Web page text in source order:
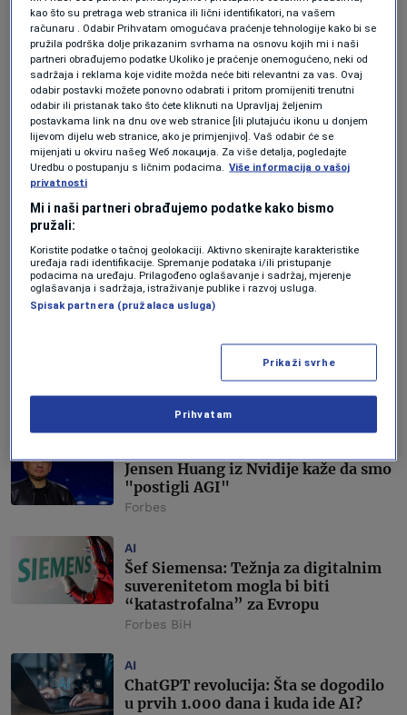
AI
Kako umjetna inteligencija uzrokuje
rast inflacije dok ekonomski benefiti
kasne
Forbes BiH
AI
Tri godine i budžet od 100.000
dolara: Kako je AI upravljala
Šerif Kapetanović
AI
Posljednji suosnivač iz Muskove
originalne postave napustio xAI
Forbes BiH
Zašto određeni poslovi ostaju izvan
Šerif Kapetanović
Jensen Huang iz Nvidije kaže da smo
"postigli AGI"
Forbes
AI
Šef Siemensa: Težnja za digitalnim
suverenitetom mogla bi biti
“katastrofalna” za Evropu
Forbes BiH
AI
ChatGPT revolucija: Šta se dogodilo
u prvih 1.000 dana i kuda ide AI?
kao što su pretraga web stranica ili lični identifikatori, na vašem
računaru . Odabir Prihvatam omogućava praćenje tehnologije kako bi se
pružila podrška dolje prikazanim svrhama na osnovu kojih mi i naši
partneri obrađujemo podatke Ukoliko je praćenje onemogućeno, neki od
sadržaja i reklama koje vidite možda neće biti relevantni za vas. Ovaj
odabir postavki možete ponovno odabrati i pritom promijeniti trenutni
odabir ili pristanak tako što ćete kliknuti na Upravljaj željenim
postavkama link na dnu ove web stranice [ili plutajuću ikonu u donjem
lijevom dijelu web stranice, ako je primjenjivo]. Vaš odabir će se
mijenjati u okviru našeg Wеб локација. Za više detalja, pogledajte
Uredbu o postupanju s ličnim podacima.
Više informacija o vašoj
privatnosti
Mi i naši partneri obrađujemo podatke kako bismo
pružali:
Koristite podatke o tačnoj geolokaciji. Aktivno skenirajte karakteristike
uređaja radi identifikacije. Spremanje podataka i/ili pristupanje
podacima na uređaju. Prilagođeno oglašavanje i sadržaj, mjerenje
oglašavanja i sadržaja, istraživanje publike i razvoj usluga.
Spisak partnera (pružalaca usluga)
Prikaži svrhe
Prihvatam